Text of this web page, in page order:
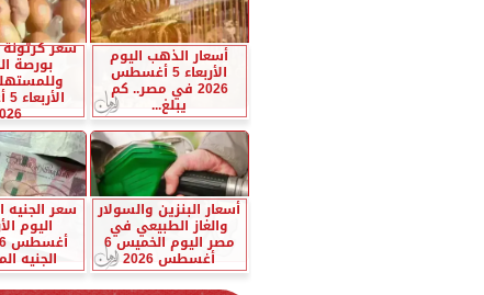
أسعار الذهب اليوم
الأربعاء 5 أغسطس
2026 في مصر.. كم
يبلغ...
سعر
بورصة
أسعار البنزين والسولار
والغاز الطبيعي في
مصر اليوم الخميس 6
أغسطس 2026
سعر الجنيه
الجنيه